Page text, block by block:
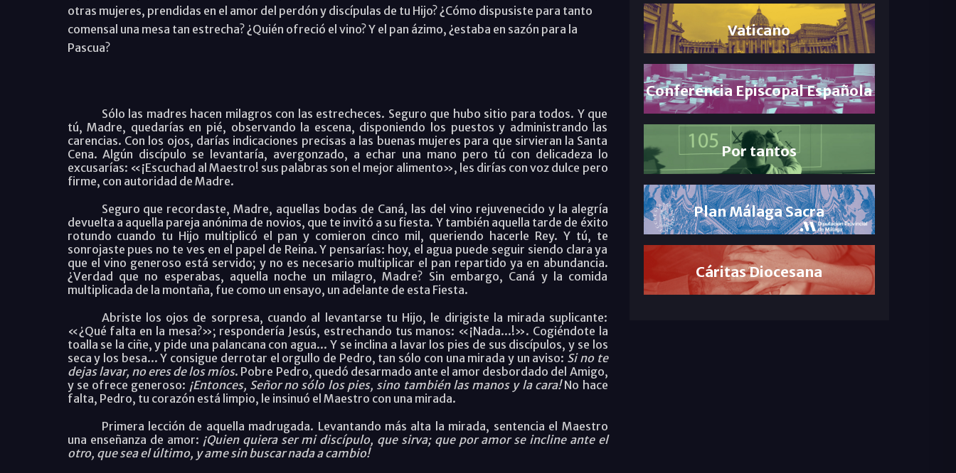
otras mujeres, prendidas en el amor del perdón y discípulas de tu Hijo? ¿Cómo dispusiste para tanto
comensal una mesa tan estrecha? ¿Quién ofreció el vino? Y el pan ázimo, ¿estaba en sazón para la
Pascua?
Sólo las madres hacen milagros con las estrecheces. Seguro que hubo sitio para todos. Y que
tú, Madre, quedarías en pié, observando la escena, disponiendo los puestos y administrando las
carencias. Con los ojos, darías indicaciones precisas a las buenas mujeres para que sirvieran la Santa
Cena. Algún discípulo se levantaría, avergonzado, a echar una mano pero tú con delicadeza lo
excusarías: «¡Escuchad al Maestro! sus palabras son el mejor alimento», les dirías con voz dulce pero
firme, con autoridad de Madre.
Seguro que recordaste, Madre, aquellas bodas de Caná, las del vino rejuvenecido y la alegría
devuelta a aquella pareja anónima de novios, que te invitó a su fiesta. Y también aquella tarde de éxito
rotundo cuando tu Hijo multiplicó el pan y comieron cinco mil, queriendo hacerle Rey. Y tú, te
sonrojaste pues no te ves en el papel de Reina. Y pensarías: hoy, el agua puede seguir siendo clara ya
que el vino generoso está servido; y no es necesario multiplicar el pan repartido ya en abundancia.
¿Verdad que no esperabas, aquella noche un milagro, Madre? Sin embargo, Caná y la comida
multiplicada de la montaña, fue como un ensayo, un adelante de esta Fiesta.
Abriste los ojos de sorpresa, cuando al levantarse tu Hijo, le dirigiste la mirada suplicante:
«¿Qué falta en la mesa?»; respondería Jesús, estrechando tus manos: «¡Nada...!». Cogiéndote la
toalla se la ciñe, y pide una palancana con agua... Y se inclina a lavar los pies de sus discípulos, y se los
seca y los besa... Y consigue derrotar el orgullo de Pedro, tan sólo con una mirada y un aviso: Si no te
dejas lavar, no eres de los míos. Pobre Pedro, quedó desarmado ante el amor desbordado del Amigo,
y se ofrece generoso: ¡Entonces, Señor no sólo los pies, sino también las manos y la cara!No hace
falta, Pedro, tu corazón está limpio, le insinuó el Maestro con una mirada.
Primera lección de aquella madrugada. Levantando más alta la mirada, sentencia el Maestro
una enseñanza de amor: ¡Quien quiera ser mi discípulo, que sirva; que por amor se incline ante el
otro, que sea el último, y ame sin buscar nada a cambio!
Vaticano
Conferencia Episcopal Española
Por tantos
Plan Málaga Sacra
Cáritas Diocesana